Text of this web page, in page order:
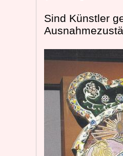
Sind Künstler